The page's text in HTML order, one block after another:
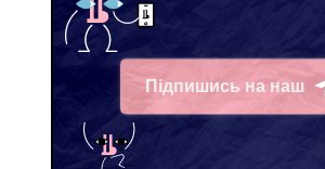
Підпишись на наш
Telegram